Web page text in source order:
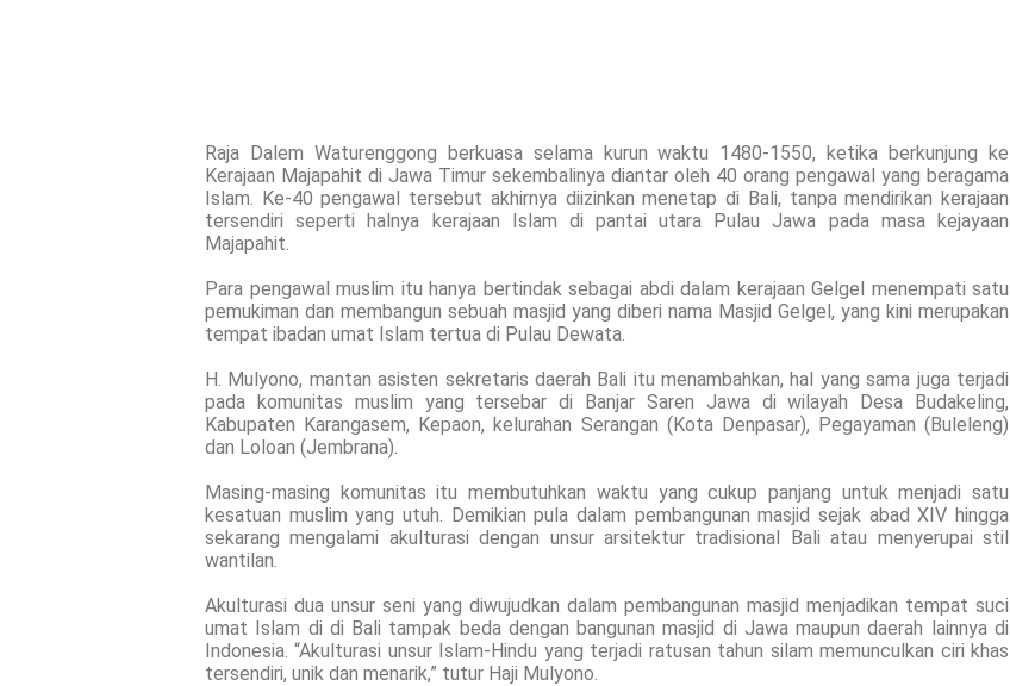
Raja Dalem Waturenggong berkuasa selama kurun waktu 1480-1550, ketika berkunjung ke
Kerajaan Majapahit di Jawa Timur sekembalinya diantar oleh 40 orang pengawal yang beragama
Islam. Ke-40 pengawal tersebut akhirnya diizinkan menetap di Bali, tanpa mendirikan kerajaan
tersendiri seperti halnya kerajaan Islam di pantai utara Pulau Jawa pada masa kejayaan
Majapahit.
Para pengawal muslim itu hanya bertindak sebagai abdi dalam kerajaan Gelgel menempati satu
pemukiman dan membangun sebuah masjid yang diberi nama Masjid Gelgel, yang kini merupakan
tempat ibadan umat Islam tertua di Pulau Dewata.
H. Mulyono, mantan asisten sekretaris daerah Bali itu menambahkan, hal yang sama juga terjadi
pada komunitas muslim yang tersebar di Banjar Saren Jawa di wilayah Desa Budakeling,
Kabupaten Karangasem, Kepaon, kelurahan Serangan (Kota Denpasar), Pegayaman (Buleleng)
dan Loloan (Jembrana).
Masing-masing komunitas itu membutuhkan waktu yang cukup panjang untuk menjadi satu
kesatuan muslim yang utuh. Demikian pula dalam pembangunan masjid sejak abad XIV hingga
sekarang mengalami akulturasi dengan unsur arsitektur tradisional Bali atau menyerupai stil
wantilan.
Akulturasi dua unsur seni yang diwujudkan dalam pembangunan masjid menjadikan tempat suci
umat Islam di di Bali tampak beda dengan bangunan masjid di Jawa maupun daerah lainnya di
Indonesia. “Akulturasi unsur Islam-Hindu yang terjadi ratusan tahun silam memunculkan ciri khas
tersendiri, unik dan menarik,” tutur Haji Mulyono.